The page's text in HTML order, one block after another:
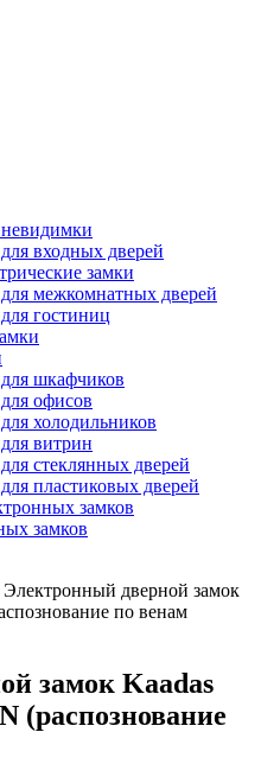
входных дверей
замки
межкомнатных дверей
гостиниц
шкафчиков
офисов
холодильников
витрин
стеклянных дверей
пластиковых дверей
замков
замков
Электронный дверной замок
по венам
замок Kaadas
(распознование